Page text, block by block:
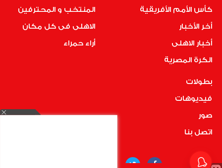
كأس الأمم الأفريقية
أخر الأخبار
أخبار الاهلى
الكرة المصرية
المنتخب و المحترفين
الاهلى فى كل مكان
أراء حمراء
بطولات
فيديوهات
صور
اتصل بنا